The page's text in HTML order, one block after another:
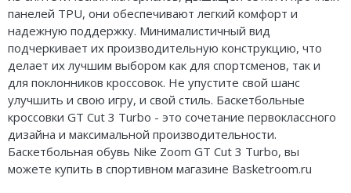
панелей TPU, они обеспечивают легкий комфорт и
надежную поддержку. Минималистичный вид
подчеркивает их производительную конструкцию, что
делает их лучшим выбором как для спортсменов, так и
для поклонников кроссовок. Не упустите свой шанс
улучшить и свою игру, и свой стиль. Баскетбольные
кроссовки GT Cut 3 Turbo - это сочетание первоклассного
дизайна и максимальной производительности.
Баскетбольная обувь Nike Zoom GT Cut 3 Turbo, вы
можете купить в спортивном магазине Basketroom.ru
Air Jordan 10
Air Jordan 11
Air Jordan 12
Air Jordan 13
Air Jordan 14
Nike ST
Nike GT
Nike Ja
Nike Book
Nike LeBron